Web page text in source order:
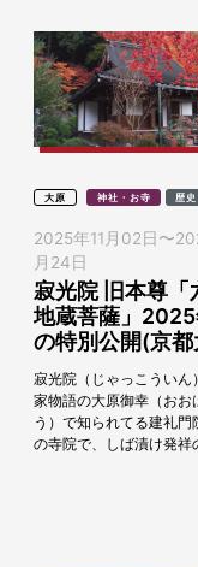
大原 神社・お寺 歴史
2025年11月02日 〜
月24日
寂光院 旧本尊「
地蔵菩薩」
の特別公開(京
寂光院（じゃっこういん
家物語の大原御幸（おお
う）で知られてる建礼門
の寺院で、しば漬け発祥